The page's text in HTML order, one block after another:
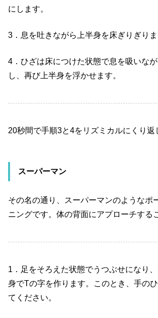
にします。
3 ．息を吐きながら上半身を床ぎりぎりま
4 ．ひざは床につけた状態で息を吸いな
し、再び上半身を浮かせます。
20秒間で手順3と4をリズミカルにくり返
スーパーマン
その名の通り、スーパーマンのようなポ
ニングです。体の背面にアプローチする
1 ．足をそろえた状態でうつぶせになり
身でTの字を作ります。このとき、手の
てください。